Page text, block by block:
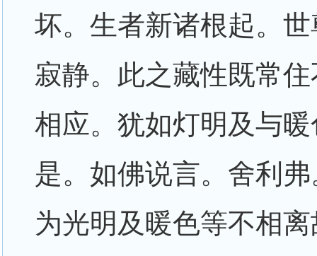
坏。生者新诸根起。
寂静。此之藏性既常
相应。犹如灯明及与
是。如佛说言。舍利
为光明及暖色等不相